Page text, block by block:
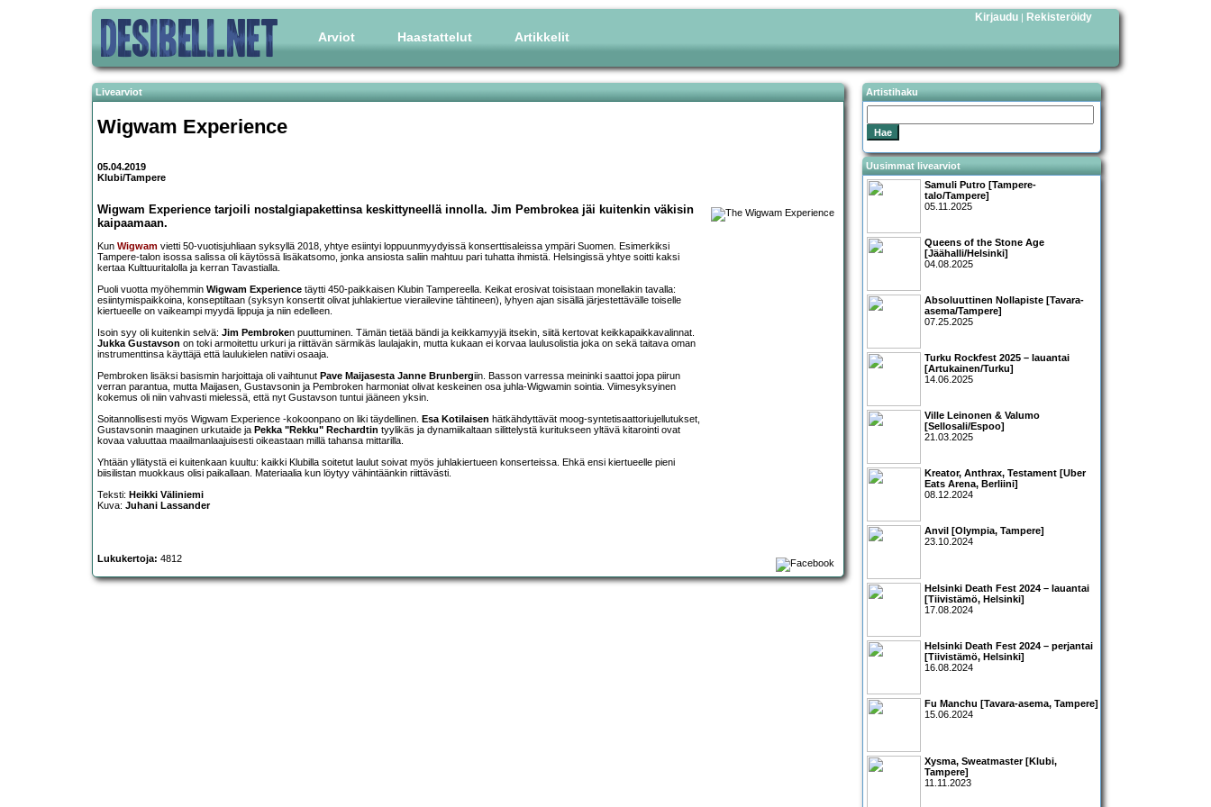
Arviot Haastattelut Artikkelit
Kirjaudu | Rekisteröidy
Livearviot
Wigwam Experience
05.04.2019
Klubi/Tampere
Wigwam Experience tarjoili nostalgiapakettinsa keskittyneellä innolla. Jim Pembrokea jäi kuitenkin väkisin
kaipaamaan.
Kun Wigwam vietti 50-vuotisjuhliaan syksyllä 2018, yhtye esiintyi loppuunmyydyissä konserttisaleissa ympäri Suomen. Esimerkiksi
Tampere-talon isossa salissa oli käytössä lisäkatsomo, jonka ansiosta saliin mahtuu pari tuhatta ihmistä. Helsingissä yhtye soitti kaksi
kertaa Kulttuuritalolla ja kerran Tavastialla.
Puoli vuotta myöhemmin Wigwam Experience täytti 450-paikkaisen Klubin Tampereella. Keikat erosivat toisistaan monellakin tavalla:
esiintymispaikkoina, konseptiltaan (syksyn konsertit olivat juhlakiertue vierailevine tähtineen), lyhyen ajan sisällä järjestettävälle toiselle
kiertueelle on vaikeampi myydä lippuja ja niin edelleen.
Isoin syy oli kuitenkin selvä: Jim Pembroken puuttuminen. Tämän tietää bändi ja keikkamyyjä itsekin, siitä kertovat keikkapaikkavalinnat.
Jukka Gustavson on toki armoitettu urkuri ja riittävän särmikäs laulajakin, mutta kukaan ei korvaa laulusolistia joka on sekä taitava oman
instrumenttinsa käyttäjä että laulukielen natiivi osaaja.
Pembroken lisäksi basismin harjoittaja oli vaihtunut Pave Maijasesta Janne Brunbergiin. Basson varressa meininki saattoi jopa piirun
verran parantua, mutta Maijasen, Gustavsonin ja Pembroken harmoniat olivat keskeinen osa juhla-Wigwamin sointia. Viimesyksyinen
kokemus oli niin vahvasti mielessä, että nyt Gustavson tuntui jääneen yksin.
Soitannollisesti myös Wigwam Experience -kokoonpano on liki täydellinen. Esa Kotilaisen hätkähdyttävät moog-syntetisaattoriujellutukset,
Gustavsonin maaginen urkutaide ja Pekka "Rekku" Rechardtin tyylikäs ja dynamiikaltaan silittelystä kuritukseen yltävä kitarointi ovat
kovaa valuuttaa maailmanlaajuisesti oikeastaan millä tahansa mittarilla.
Yhtään yllätystä ei kuitenkaan kuultu: kaikki Klubilla soitetut laulut soivat myös juhlakiertueen konserteissa. Ehkä ensi kiertueelle pieni
biisilistan muokkaus olisi paikallaan. Materiaalia kun löytyy vähintäänkin riittävästi.
Teksti: Heikki Väliniemi
Kuva: Juhani Lassander
Lukukertoja: 4812
Artistihaku
Uusimmat livearviot
Samuli Putro [Tampere-
talo/Tampere]
05.11.2025
Queens of the Stone Age
[Jäähalli/Helsinki]
04.08.2025
Absoluuttinen Nollapiste [Tavara-
asema/Tampere]
07.25.2025
Turku Rockfest 2025 – lauantai
[Artukainen/Turku]
14.06.2025
Ville Leinonen & Valumo
[Sellosali/Espoo]
21.03.2025
Kreator, Anthrax, Testament [Uber
Eats Arena, Berliini]
08.12.2024
Anvil [Olympia, Tampere]
23.10.2024
Helsinki Death Fest 2024 – lauantai
[Tiivistämö, Helsinki]
17.08.2024
Helsinki Death Fest 2024 – perjantai
[Tiivistämö, Helsinki]
16.08.2024
Fu Manchu [Tavara-asema, Tampere]
15.06.2024
Xysma, Sweatmaster [Klubi,
Tampere]
11.11.2023